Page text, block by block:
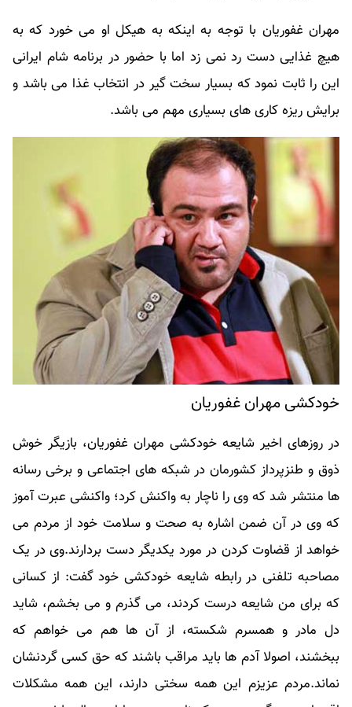
مهران غفوریان با توجه به اینکه به هیکل او می خورد که به
هیچ غذایی دست رد نمی زد اما با حضور در برنامه شام ایرانی
این را ثابت نمود که بسیار سخت گیر در انتخاب غذا می باشد و
برایش ریزه کاری های بسیاری مهم می باشد.
خودکشی مهران غفوریان
در روزهای اخیر شایعه خودکشی مهران غفوریان، بازیگر خوش
ذوق و طنزپرداز کشورمان در شبکه های اجتماعی و برخی رسانه
ها منتشر شد که وی را ناچار به واکنش کرد؛ واکنشی عبرت آموز
که وی در آن ضمن اشاره به صحت و سلامت خود از مردم می
خواهد از قضاوت کردن در مورد یکدیگر دست بردارند.وی در یک
مصاحبه تلفنی در رابطه شایعه خودکشی خود گفت: از کسانی
که برای من شایعه درست کردند، می گذرم و می بخشم، شاید
دل مادر و همسرم شکسته، از آن ها هم می خواهم که
ببخشند، اصولا آدم ها باید مراقب باشند که حق کسی گردنشان
نماند.​مردم عزیزم این همه سختی دارند، این همه مشکلات